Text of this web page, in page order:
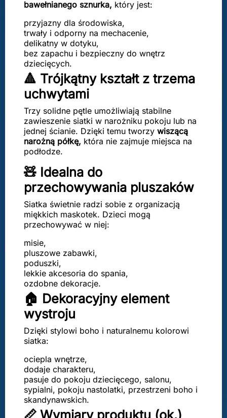
bawełnianego sznurka, który jest:
przyjazny dla środowiska,
trwały i odporny na mechacenie,
delikatny w dotyku,
bez zapachu i bezpieczny do wnętrz
dziecięcych.
🔺 Trójkątny kształt z trzema
uchwytami
Trzy solidne pętle umożliwiają stabilne
zawieszenie siatki w narożniku pokoju lub na
jednej ścianie. Dzięki temu tworzy wiszącą
narożną półkę, która nie zajmuje miejsca na
podłodze.
🧸 Idealna do
przechowywania pluszaków
Siatka świetnie radzi sobie z organizacją
miękkich maskotek. Dzieci mogą
przechowywać w niej:
misie,
pluszowe zabawki,
poduszki,
lekkie akcesoria do spania,
ozdobne dekoracje.
🏠 Dekoracyjny element
wystroju
Dzięki stylowi boho i naturalnemu kolorowi
siatka:
ociepla wnętrze,
dodaje charakteru,
pasuje do pokoju dziecięcego, salonu,
sypialni, pokoju nastolatki, przestrzeni boho i
skandynawskich.
📏 Wymiary produktu (ok.)